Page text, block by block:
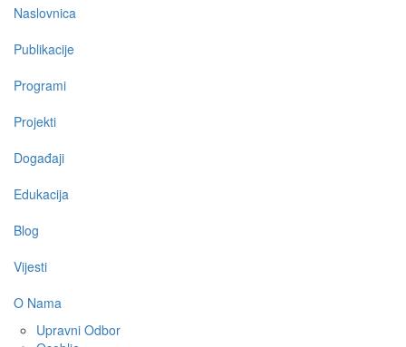
Main
navigation
Naslovnica
Publikacije
Programi
Projekti
Događaji
Edukacija
Blog
Vijesti
O Nama
Upravni Odbor